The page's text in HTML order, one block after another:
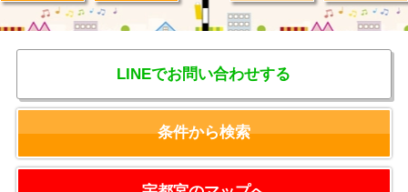
LINEでお問い合わせする
条件から検索